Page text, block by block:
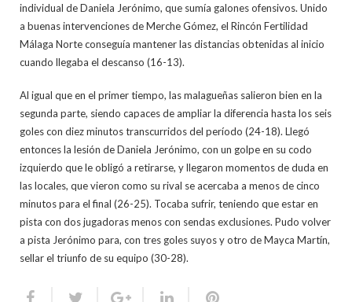
individual de Daniela Jerónimo, que sumía galones ofensivos. Unido
a buenas intervenciones de Merche Gómez, el Rincón Fertilidad
Málaga Norte conseguía mantener las distancias obtenidas al inicio
cuando llegaba el descanso (16-13).
Al igual que en el primer tiempo, las malagueñas salieron bien en la
segunda parte, siendo capaces de ampliar la diferencia hasta los seis
goles con diez minutos transcurridos del período (24-18). Llegó
entonces la lesión de Daniela Jerónimo, con un golpe en su codo
izquierdo que le obligó a retirarse, y llegaron momentos de duda en
las locales, que vieron como su rival se acercaba a menos de cinco
minutos para el final (26-25). Tocaba sufrir, teniendo que estar en
pista con dos jugadoras menos con sendas exclusiones. Pudo volver
a pista Jerónimo para, con tres goles suyos y otro de Mayca Martín,
sellar el triunfo de su equipo (30-28).